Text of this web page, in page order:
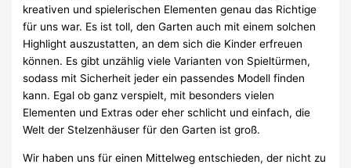
kreativen und spielerischen Elementen genau das Richtige
für uns war. Es ist toll, den Garten auch mit einem solchen
Highlight auszustatten, an dem sich die Kinder erfreuen
können. Es gibt unzählig viele Varianten von Spieltürmen,
sodass mit Sicherheit jeder ein passendes Modell finden
kann. Egal ob ganz verspielt, mit besonders vielen
Elementen und Extras oder eher schlicht und einfach, die
Welt der Stelzenhäuser für den Garten ist groß.
Wir haben uns für einen Mittelweg entschieden, der nicht zu